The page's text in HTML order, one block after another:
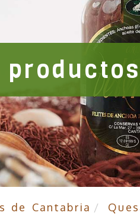
de Cantabria